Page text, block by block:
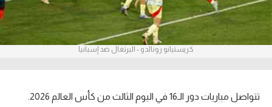
بطولات
أمريكا 2026
الدوري الإنجليزي الممتاز
كريستيانو رونالدو - البرتغال ضد إسبانيا
تتواصل مباريات دور الـ16 في اليوم الثالث من كأس العالم 2026.